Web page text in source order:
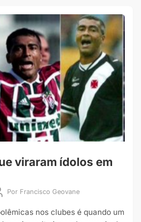
viraram ídolos em
Por Francisco Geovane
nos clubes é quando um